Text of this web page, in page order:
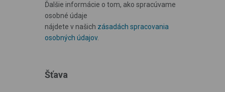
Ďalšie informácie o tom, ako spracúvame
osobné údaje
nájdete v našich zásadách spracovania
osobných údajov.
Šťava